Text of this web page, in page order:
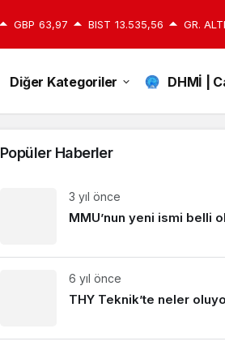
GBP 63,97 BIST 13.535,56 GR.
Diğer Kategoriler DHMİ |
Popüler Haberler
3 yıl önce
MMU’nun yeni ismi belli
6 yıl önce
THY Teknik’te neler